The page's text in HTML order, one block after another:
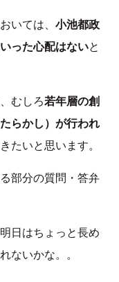
いては、 小池都政
った心配はないと
むしろ若年層の創
らかし）が行われ
たいと思います。
部分の質問・答弁
日はちょっと長め
ないかな。。